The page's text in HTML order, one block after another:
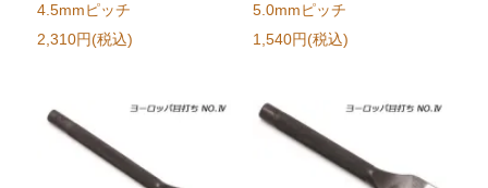
4.5mmピッチ
2,310円(税込)
5.0mmピッチ
1,540円(税込)